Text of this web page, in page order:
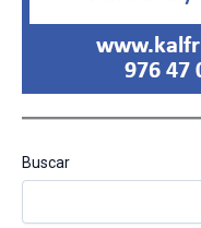
Buscar